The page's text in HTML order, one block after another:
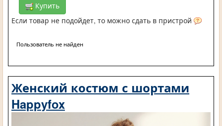
Купить
Если товар не подойдет, то можно сдать в пристрой
Пользователь не найден
Женский костюм с шортами
Happyfox